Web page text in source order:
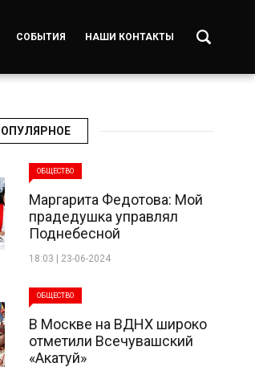
СОБЫТИЯ НАШИ КОНТАКТЫ
ОБЩЕСТВО
Маргарита Федотова: Мой
прадедушка управлял
Поднебесной
18:03 | 23-06-2024
ОБЩЕСТВО
В Москве на ВДНХ широко
отметили Всечувашский
«Акатуй»